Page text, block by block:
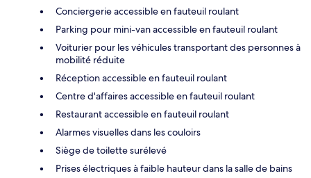
Conciergerie accessible en fauteuil roulant
Parking pour mini-van accessible en fauteuil roulant
Voiturier pour les véhicules transportant des personnes à
mobilité réduite
Réception accessible en fauteuil roulant
Centre d'affaires accessible en fauteuil roulant
Restaurant accessible en fauteuil roulant
Alarmes visuelles dans les couloirs
Siège de toilette surélevé
Prises électriques à faible hauteur dans la salle de bains